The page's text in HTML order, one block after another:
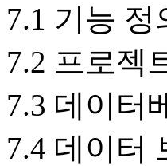
7.1 기능
7.2 프로젝
7.3 데이터
7.4 데이터